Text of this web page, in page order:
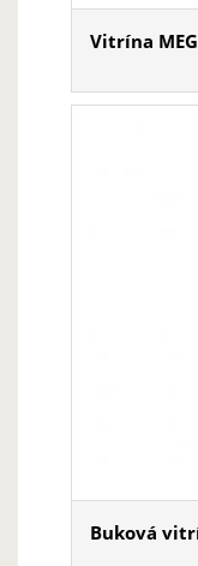
Vitrína
Buková